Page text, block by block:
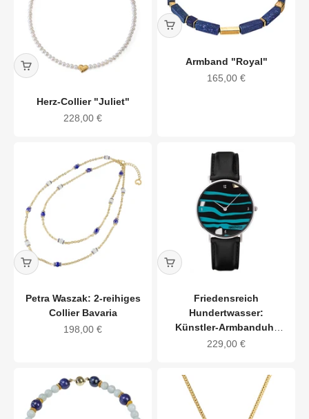
Herz-Collier "Juliet"
Angebot
228,00 €
Armband "Royal"
Angebot
165,00 €
Petra Waszak: 2-reihiges
Collier Bavaria
Angebot
198,00 €
Friedensreich
Hundertwasser:
Künstler-Armbanduhr
"Alles fließt"
Angebot
229,00 €